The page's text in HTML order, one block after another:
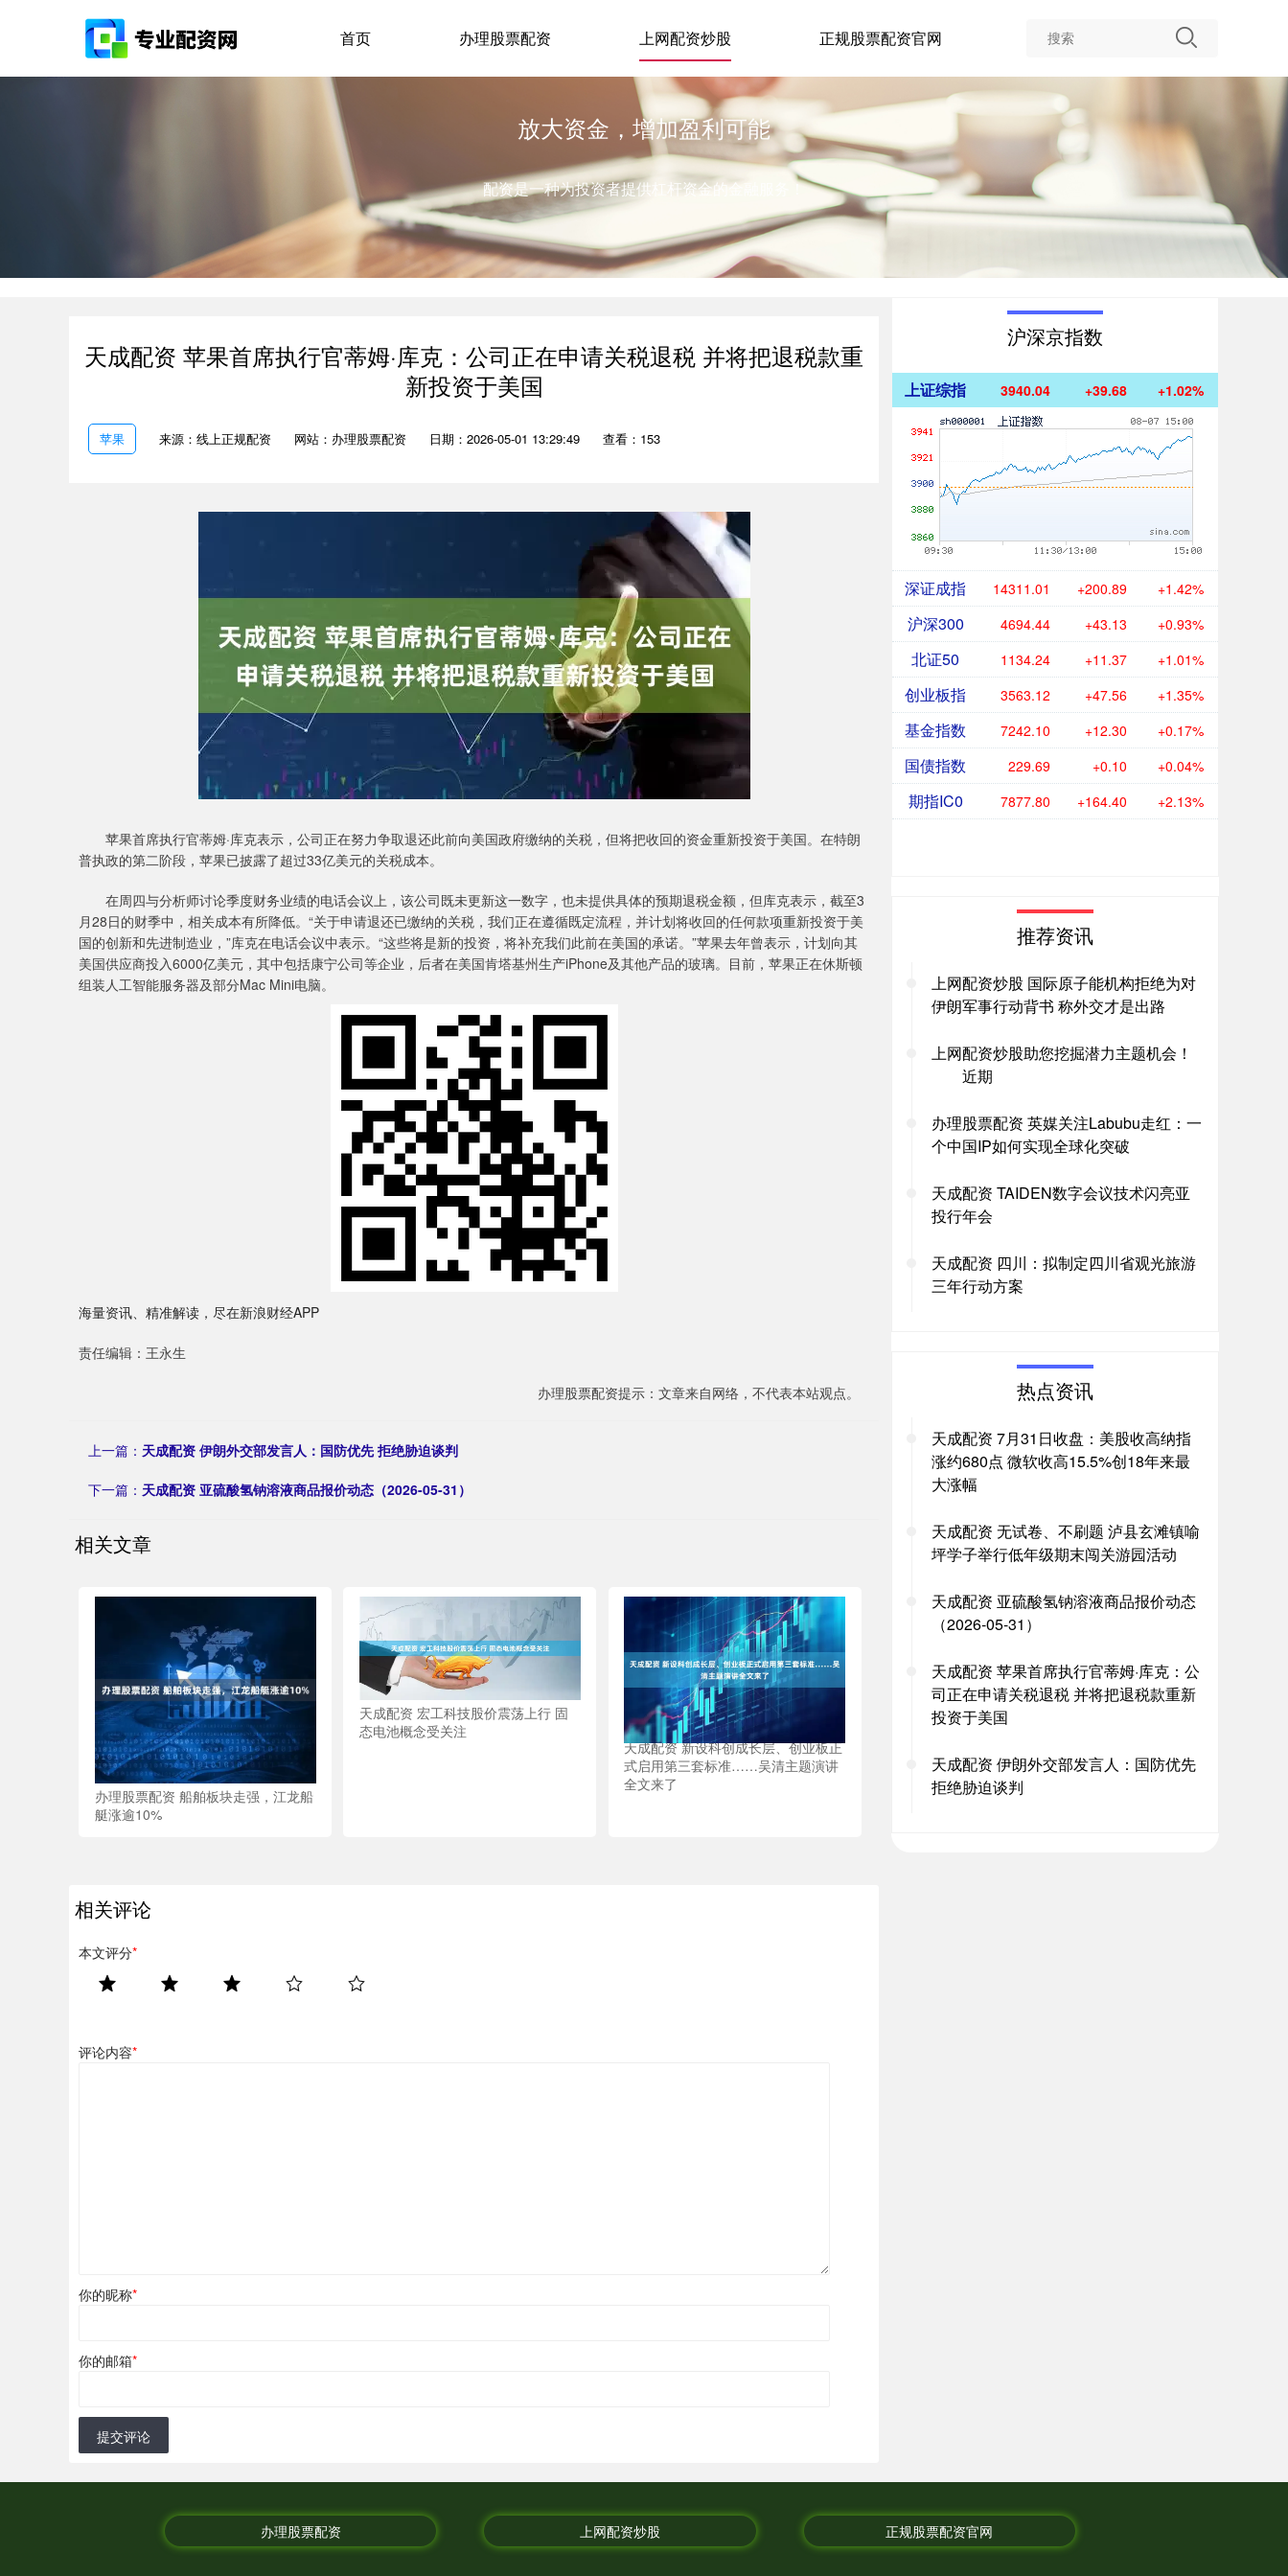
首页 办理股票配资 上网配资炒股 正规股票配资官网
放大资金，增加盈利可能
配资是一种为投资者提供杠杆资金的金融服务！
天成配资 苹果首席执行官蒂姆·库克：公司正在申请关税退税 并将把退税款重
新投资于美国
苹果 来源：线上正规配资 网站：办理股票配资 日期：2026-05-01 13:29:49 查看：153
苹果首席执行官蒂姆·库克表示，公司正在努力争取退还此前向美国政府缴纳的关税，但将把收回的资金重新投资于美国。在特朗
普执政的第二阶段，苹果已披露了超过33亿美元的关税成本。
在周四与分析师讨论季度财务业绩的电话会议上，该公司既未更新这一数字，也未提供具体的预期退税金额，但库克表示，截至3
月28日的财季中，相关成本有所降低。“关于申请退还已缴纳的关税，我们正在遵循既定流程，并计划将收回的任何款项重新投资于美
国的创新和先进制造业，”库克在电话会议中表示。“这些将是新的投资，将补充我们此前在美国的承诺。”苹果去年曾表示，计划向其
美国供应商投入6000亿美元，其中包括康宁公司等企业，后者在美国肯塔基州生产iPhone及其他产品的玻璃。目前，苹果正在休斯顿
组装人工智能服务器及部分Mac Mini电脑。
海量资讯、精准解读，尽在新浪财经APP
责任编辑：王永生
办理股票配资提示：文章来自网络，不代表本站观点。
上一篇： 天成配资 伊朗外交部发言人：国防优先 拒绝胁迫谈判
下一篇： 天成配资 亚硫酸氢钠溶液商品报价动态（2026-05-31）
相关文章
办理股票配资 船舶板块走强，江龙船
艇涨逾10%
天成配资 宏工科技股价震荡上行 固
态电池概念受关注
天成配资 新设科创成长层、创业板正
式启用第三套标准……吴清主题演讲
全文来了
相关评论
本文评分*
评论内容*
你的昵称*
你的邮箱*
提交评论
沪深京指数
上证综指 3940.04 +39.68 +1.02%
深证成指 14311.01 +200.89 +1.42%
沪深300 4694.44 +43.13 +0.93%
北证50 1134.24 +11.37 +1.01%
创业板指 3563.12 +47.56 +1.35%
基金指数 7242.10 +12.30 +0.17%
国债指数 229.69 +0.10 +0.04%
期指IC0 7877.80 +164.40 +2.13%
推荐资讯
上网配资炒股 国际原子能机构拒绝为对
伊朗军事行动背书 称外交才是出路
上网配资炒股助您挖掘潜力主题机会！
近期
办理股票配资 英媒关注Labubu走红：一
个中国IP如何实现全球化突破
天成配资 TAIDEN数字会议技术闪亮亚
投行年会
天成配资 四川：拟制定四川省观光旅游
三年行动方案
热点资讯
天成配资 7月31日收盘：美股收高纳指
涨约680点 微软收高15.5%创18年来最
大涨幅
天成配资 无试卷、不刷题 泸县玄滩镇喻
坪学子举行低年级期末闯关游园活动
天成配资 亚硫酸氢钠溶液商品报价动态
（2026-05-31）
天成配资 苹果首席执行官蒂姆·库克：公
司正在申请关税退税 并将把退税款重新
投资于美国
天成配资 伊朗外交部发言人：国防优先
拒绝胁迫谈判
办理股票配资 上网配资炒股 正规股票配资官网